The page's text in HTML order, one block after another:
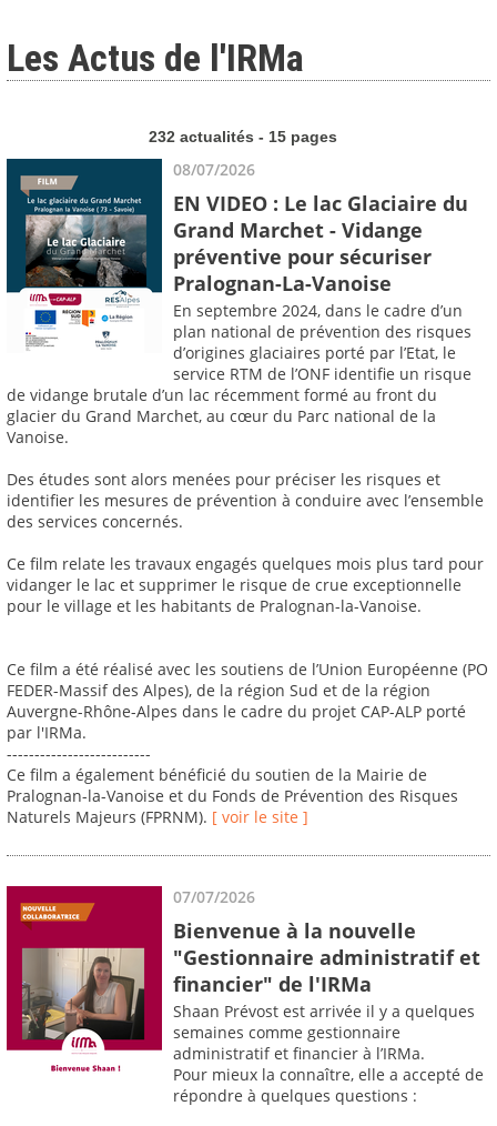
Les Actus de l'IRMa
232 actualités - 15 pages
08/07/2026
EN VIDEO : Le lac Glaciaire du
Grand Marchet - Vidange
préventive pour sécuriser
Pralognan-La-Vanoise
En septembre 2024, dans le cadre d’un
plan national de prévention des risques
d’origines glaciaires porté par l’Etat, le
service RTM de l’ONF identifie un risque
de vidange brutale d’un lac récemment formé au front du
glacier du Grand Marchet, au cœur du Parc national de la
Vanoise.
Des études sont alors menées pour préciser les risques et
identifier les mesures de prévention à conduire avec l’ensemble
des services concernés.
Ce film relate les travaux engagés quelques mois plus tard pour
vidanger le lac et supprimer le risque de crue exceptionnelle
pour le village et les habitants de Pralognan-la-Vanoise.
Ce film a été réalisé avec les soutiens de l’Union Européenne (PO
FEDER-Massif des Alpes), de la région Sud et de la région
Auvergne-Rhône-Alpes dans le cadre du projet CAP-ALP porté
par l'IRMa.
--------------------------
Ce film a également bénéficié du soutien de la Mairie de
Pralognan-la-Vanoise et du Fonds de Prévention des Risques
Naturels Majeurs (FPRNM). [ voir le site ]
07/07/2026
Bienvenue à la nouvelle
"Gestionnaire administratif et
financier" de l'IRMa
Shaan Prévost est arrivée il y a quelques
semaines comme gestionnaire
administratif et financier à l’IRMa.
Pour mieux la connaître, elle a accepté de
répondre à quelques questions :